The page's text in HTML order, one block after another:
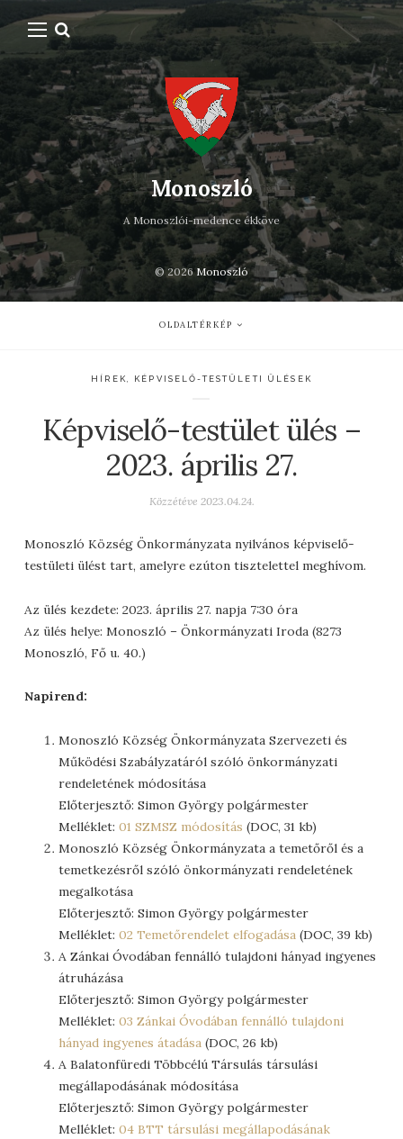
Monoszló
A Monoszlói-medence ékköve
© 2026Monoszló
OLDALTÉRKÉP
HÍREK, KÉPVISELŐ-TESTÜLETI ÜLÉSEK
Képviselő-testület ülés –
2023. április 27.
Közzétéve 2023.04.24.
Monoszló Község Önkormányzata nyilvános képviselő-
testületi ülést tart, amelyre ezúton tisztelettel meghívom.
Az ülés kezdete: 2023. április 27. napja 7:30 óra
Az ülés helye: Monoszló – Önkormányzati Iroda (8273
Monoszló, Fő u. 40.)
Napirend:
Monoszló Község Önkormányzata Szervezeti és
Működési Szabályzatáról szóló önkormányzati
rendeletének módosítása
Előterjesztő: Simon György polgármester
Melléklet:01 SZMSZ módosítás (DOC, 31 kb)
Monoszló Község Önkormányzata a temetőről és a
temetkezésről szóló önkormányzati rendeletének
megalkotása
Előterjesztő: Simon György polgármester
Melléklet:02 Temetőrendelet elfogadása (DOC, 39 kb)
A Zánkai Óvodában fennálló tulajdoni hányad ingyenes
átruházása
Előterjesztő: Simon György polgármester
Melléklet:03 Zánkai Óvodában fennálló tulajdoni
hányad ingyenes átadása (DOC, 26 kb)
A Balatonfüredi Többcélú Társulás társulási
megállapodásának módosítása
Előterjesztő: Simon György polgármester
Melléklet:04 BTT társulási megállapodásának